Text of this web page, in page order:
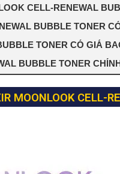
CELL-RENEWAL
BUBBLE TONER
TONER CÓ GIÁ
BUBBLE TONER
MOONLOOK CELL-